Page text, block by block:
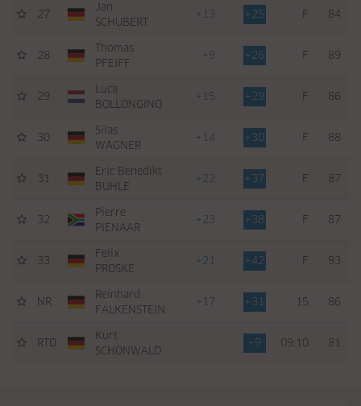
27
Jan
SCHUBERT
+13 +25 F 84
28
Thomas
PFEIFF
+9 +26 F 89
29
Luca
BOLLONGINO
+15 +29 F 86
30
Silas
WAGNER
+14 +30 F 88
31
Eric Benedikt
BUHLE
+22 +37 F 87
32
Pierre
PIENAAR
+23 +38 F 87
33
Felix
PROSKE
+21 +42 F 93
NR
Reinhard
FALKENSTEIN
+17 +31 15 86
RTD
Kurt
SCHÖNWALD
+9 09:10 81